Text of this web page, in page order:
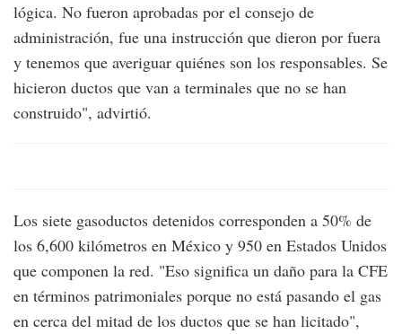
lógica. No fueron aprobadas por el consejo de
administración, fue una instrucción que dieron por fuera
y tenemos que averiguar quiénes son los responsables. Se
hicieron ductos que van a terminales que no se han
construido", advirtió.
Los siete gasoductos detenidos corresponden a 50% de
los 6,600 kilómetros en México y 950 en Estados Unidos
que componen la red. "Eso significa un daño para la CFE
en términos patrimoniales porque no está pasando el gas
en cerca del mitad de los ductos que se han licitado",